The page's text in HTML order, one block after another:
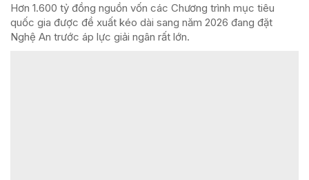
Hơn 1.600 tỷ đồng nguồn vốn các Chương trình mục tiêu
quốc gia được đề xuất kéo dài sang năm 2026 đang đặt
Nghệ An trước áp lực giải ngân rất lớn.